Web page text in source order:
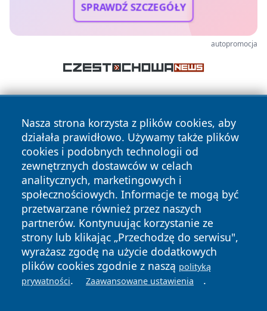
SPRAWDŹ SZCZEGÓŁY
autopromocja
Nasza strona korzysta z plików cookies, aby
działała prawidłowo. Używamy także plików
cookies i podobnych technologii od
zewnętrznych dostawców w celach
analitycznych, marketingowych i
społecznościowych. Informacje te mogą być
przetwarzane również przez naszych
partnerów. Kontynuując korzystanie ze
strony lub klikając „Przechodzę do serwisu",
wyrażasz zgodę na użycie dodatkowych
plików cookies zgodnie z naszą polityką
prywatności. Zaawansowane ustawienia .
Copyright © 2026 przemyslonline.pl Wszystkie prawa
zastrzeżone.
News Autorzy
Polityka
Prywatności
Polityka
Cookies